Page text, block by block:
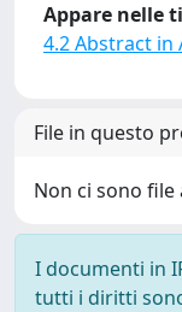
Appare nelle
4.2 Abstract in
File in questo
Non ci sono
I documenti in
tutti i diritti